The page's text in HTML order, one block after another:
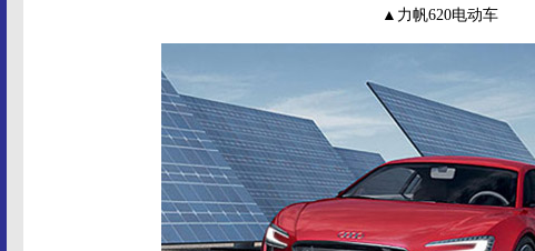
▲力帆620电动车